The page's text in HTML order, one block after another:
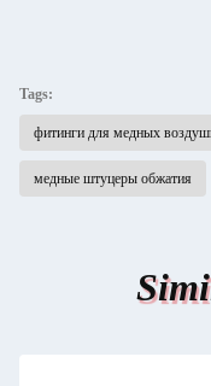
Tags:
фитинги для медных
медные штуцеры обжатия